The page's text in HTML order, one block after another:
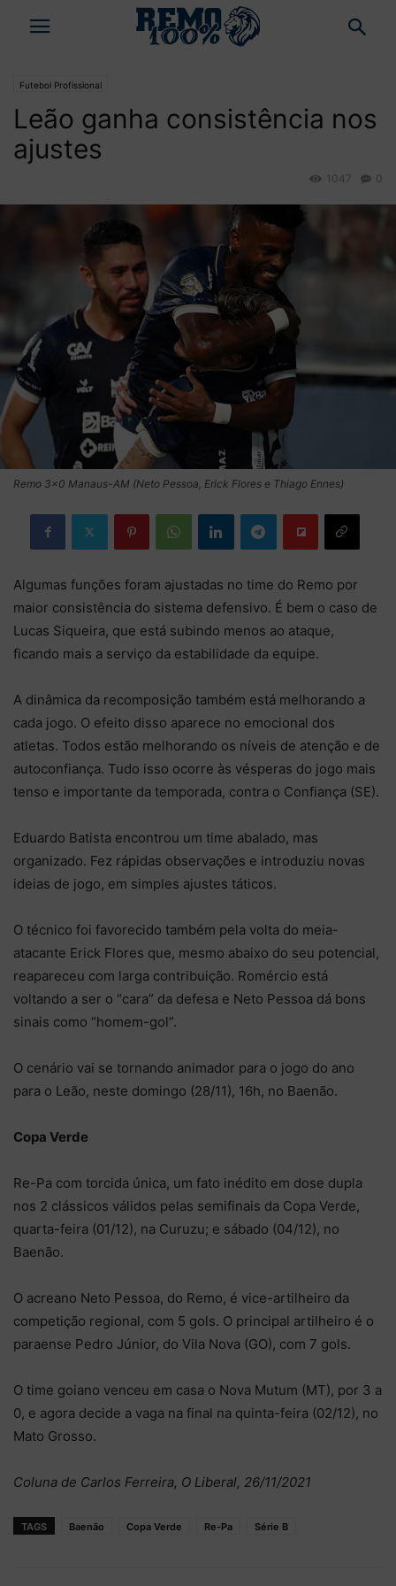
Futebol Profissional
Leão ganha consistência nos
ajustes
0
1047
Remo 3×0 Manaus-AM (Neto Pessoa, Erick Flores e Thiago Ennes)
Algumas funções foram ajustadas no time do Remo por
maior consistência do sistema defensivo. É bem o caso de
Lucas Siqueira, que está subindo menos ao ataque,
ficando mais a serviço da estabilidade da equipe.
A dinâmica da recomposição também está melhorando a
cada jogo. O efeito disso aparece no emocional dos
atletas. Todos estão melhorando os níveis de atenção e de
autoconfiança. Tudo isso ocorre às vésperas do jogo mais
tenso e importante da temporada, contra o Confiança (SE).
Eduardo Batista encontrou um time abalado, mas
organizado. Fez rápidas observações e introduziu novas
ideias de jogo, em simples ajustes táticos.
O técnico foi favorecido também pela volta do meia-
atacante Erick Flores que, mesmo abaixo do seu potencial,
reapareceu com larga contribuição. Romércio está
voltando a ser o “cara” da defesa e Neto Pessoa dá bons
sinais como “homem-gol”.
O cenário vai se tornando animador para o jogo do ano
para o Leão, neste domingo (28/11), 16h, no Baenão.
Copa Verde
Re-Pa com torcida única, um fato inédito em dose dupla
nos 2 clássicos válidos pelas semifinais da Copa Verde,
quarta-feira (01/12), na Curuzu; e sábado (04/12), no
Baenão.
O acreano Neto Pessoa, do Remo, é vice-artilheiro da
competição regional, com 5 gols. O principal artilheiro é o
paraense Pedro Júnior, do Vila Nova (GO), com 7 gols.
O time goiano venceu em casa o Nova Mutum (MT), por 3 a
0, e agora decide a vaga na final na quinta-feira (02/12), no
Mato Grosso.
Coluna de Carlos Ferreira, O Liberal, 26/11/2021
TAGS Baenão Copa Verde Re-Pa Série B